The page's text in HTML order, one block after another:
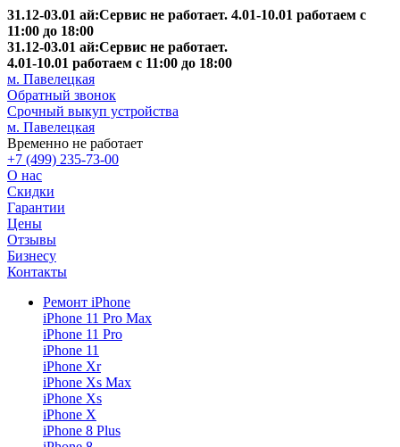
31.12-03.01 ай:Сервис не работает. 4.01-10.01 работаем с
11:00 до 18:00
31.12-03.01 ай:Сервис не работает.
4.01-10.01 работаем с 11:00 до 18:00
м. Павелецкая
Обратный звонок
Срочный выкуп устройства
м. Павелецкая
Временно не работает
+7 (499) 235-73-00
О нас
Скидки
Гарантии
Цены
Отзывы
Бизнесу
Контакты
Ремонт iPhone
iPhone 11 Pro Max
iPhone 11 Pro
iPhone 11
iPhone Xr
iPhone Xs Max
iPhone Xs
iPhone X
iPhone 8 Plus